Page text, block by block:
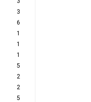
3
6
1
1
1
5
2
2
5